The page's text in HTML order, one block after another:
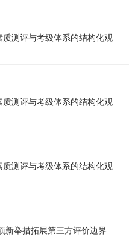
质测评与考级体系的结构化观
质测评与考级体系的结构化观
质测评与考级体系的结构化观
新举措拓展第三方评价边界